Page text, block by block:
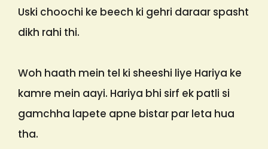
Uski choochi ke beech ki gehri daraar spasht
dikh rahi thi.
Woh haath mein tel ki sheeshi liye Hariya ke
kamre mein aayi. Hariya bhi sirf ek patli si
gamchha lapete apne bistar par leta hua
tha.